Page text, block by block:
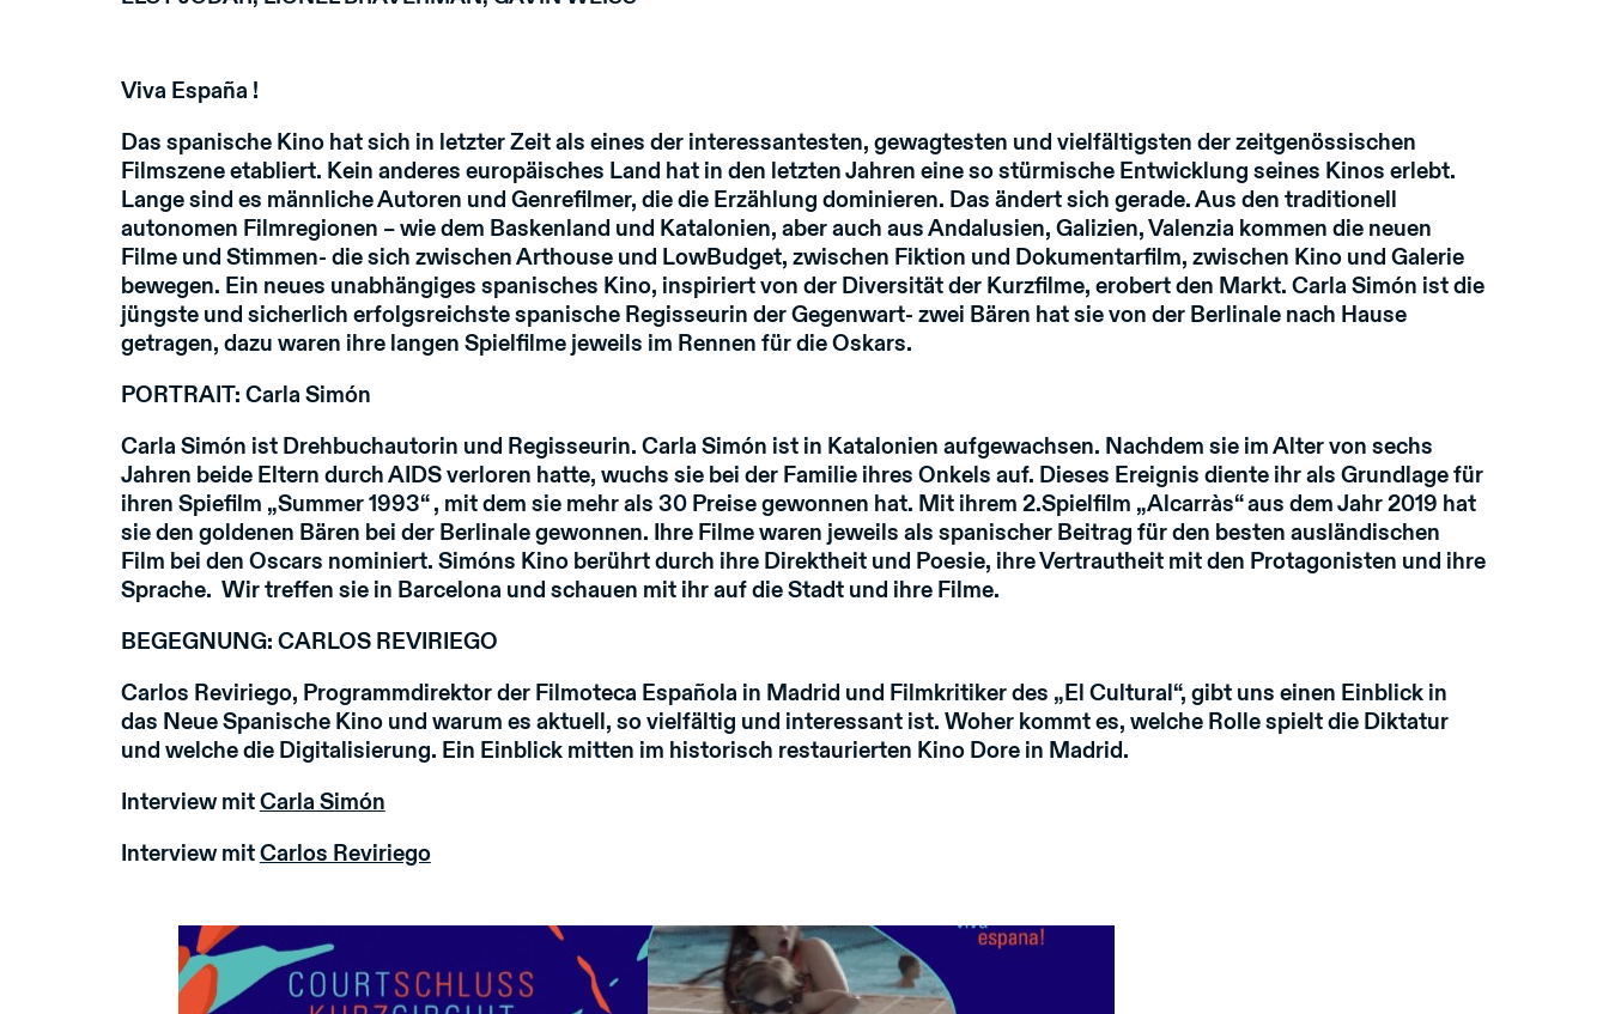
Viva España !
Das spanische Kino hat sich in letzter Zeit als eines der interessantesten, gewagtesten und vielfältigsten der zeitgenössischen
Filmszene etabliert. Kein anderes europäisches Land hat in den letzten Jahren eine so stürmische Entwicklung seines Kinos erlebt.
Lange sind es männliche Autoren und Genrefilmer, die die Erzählung dominieren. Das ändert sich gerade. Aus den traditionell
autonomen Filmregionen – wie dem Baskenland und Katalonien, aber auch aus Andalusien, Galizien, Valenzia kommen die neuen
Filme und Stimmen- die sich zwischen Arthouse und LowBudget, zwischen Fiktion und Dokumentarfilm, zwischen Kino und Galerie
bewegen. Ein neues unabhängiges spanisches Kino, inspiriert von der Diversität der Kurzfilme, erobert den Markt. Carla Simón ist die
jüngste und sicherlich erfolgsreichste spanische Regisseurin der Gegenwart- zwei Bären hat sie von der Berlinale nach Hause
getragen, dazu waren ihre langen Spielfilme jeweils im Rennen für die Oskars.
PORTRAIT: Carla Simón
Carla Simón ist Drehbuchautorin und Regisseurin. Carla Simón ist in Katalonien aufgewachsen. Nachdem sie im Alter von sechs
Jahren beide Eltern durch AIDS verloren hatte, wuchs sie bei der Familie ihres Onkels auf. Dieses Ereignis diente ihr als Grundlage für
ihren Spiefilm „Summer 1993“ , mit dem sie mehr als 30 Preise gewonnen hat. Mit ihrem 2.Spielfilm „Alcarràs“ aus dem Jahr 2019 hat
sie den goldenen Bären bei der Berlinale gewonnen. Ihre Filme waren jeweils als spanischer Beitrag für den besten ausländischen
Film bei den Oscars nominiert. Simóns Kino berührt durch ihre Direktheit und Poesie, ihre Vertrautheit mit den Protagonisten und ihre
Sprache. Wir treffen sie in Barcelona und schauen mit ihr auf die Stadt und ihre Filme.
BEGEGNUNG: CARLOS REVIRIEGO
Carlos Reviriego, Programmdirektor der Filmoteca Española in Madrid und Filmkritiker des „El Cultural“, gibt uns einen Einblick in
das Neue Spanische Kino und warum es aktuell, so vielfältig und interessant ist. Woher kommt es, welche Rolle spielt die Diktatur
und welche die Digitalisierung. Ein Einblick mitten im historisch restaurierten Kino Dore in Madrid.
Interview mitCarla Simón
Interview mitCarlos Reviriego